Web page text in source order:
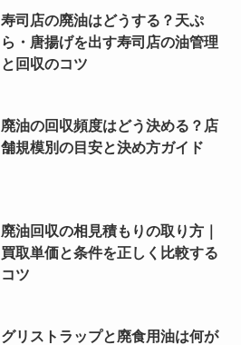
寿司店の廃油はどうする？天ぷ
ら・唐揚げを出す寿司店の油管理
と回収のコツ
廃油の回収頻度はどう決める？店
舗規模別の目安と決め方ガイド
廃油回収の相見積もりの取り方｜
買取単価と条件を正しく比較する
コツ
グリストラップと廃食用油は何が